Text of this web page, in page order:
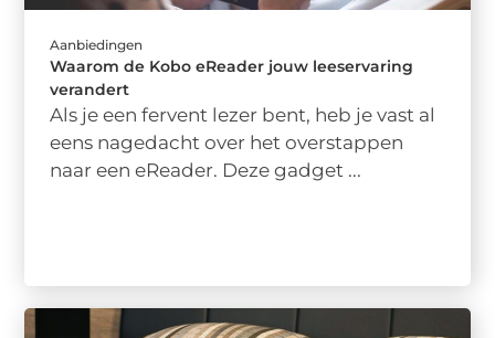
Aanbiedingen
Waarom de Kobo eReader jouw leeservaring
verandert
Als je een fervent lezer bent, heb je vast al
eens nagedacht over het overstappen
naar een eReader. Deze gadget ...